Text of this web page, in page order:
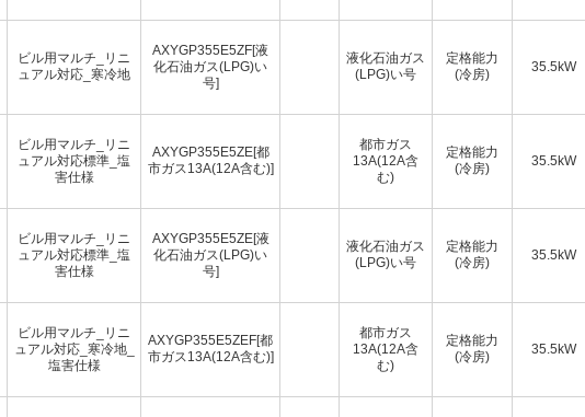
ビル用マルチ_リニ
ュアル対応_寒冷地
AXYGP355E5ZF[液
化石油ガス(LPG)い
号]
液化石油ガス
(LPG)い号
定格能力
(冷房)
35.5kW
ビル用マルチ_リニ
ュアル対応標準_塩
害仕様
AXYGP355E5ZE[都
市ガス13A(12A含む)]
都市ガス
13A(12A含
む)
定格能力
(冷房)
35.5kW
ビル用マルチ_リニ
ュアル対応標準_塩
害仕様
AXYGP355E5ZE[液
化石油ガス(LPG)い
号]
液化石油ガス
(LPG)い号
定格能力
(冷房)
35.5kW
ビル用マルチ_リニ
ュアル対応_寒冷地_
塩害仕様
AXYGP355E5ZEF[都
市ガス13A(12A含む)]
都市ガス
13A(12A含
む)
定格能力
(冷房)
35.5kW